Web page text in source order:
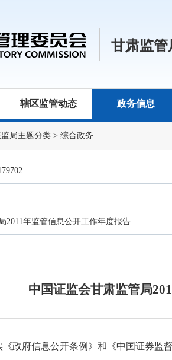
甘肃监管
辖区监管动态 政务信息
局主题分类 > 综合政务
2011年监管信息公开工作年度报告
中国证监会甘肃监管局
政府信息公开条例》和 《中国证券监